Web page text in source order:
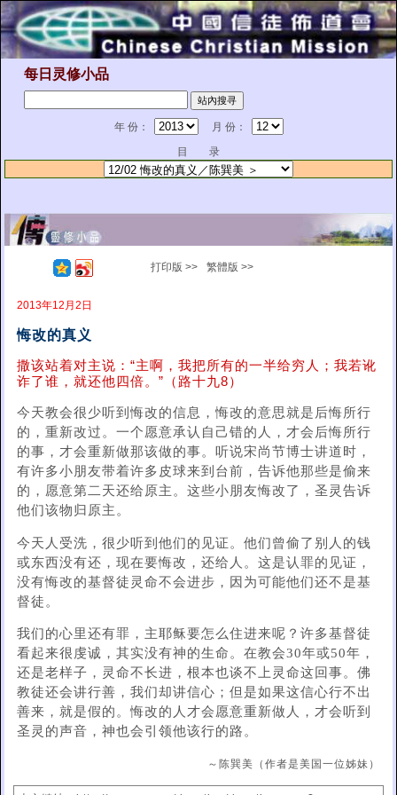
每日灵修小品
年 份：
月 份：
目 录
打印版 >> 繁體版 >>
2013年12月2日
悔改的真义
撒该​​站着对主说：“主啊，我把所有的一半给穷人；我若讹
诈了谁，就还他四倍。”（路十九8）
今天教会很少听到悔改的信息，悔改的意思就是后悔所行
的，重新改过。一个愿意承认自己错的人，才会后悔所行
的事，才会重新做那该做的事。听说宋尚节博士讲道时，
有许多小朋友带着许多皮球来到台前，告诉他那些是偷来
的，愿意第二天还给原主。这些小朋友悔改了，圣灵告诉
他们该物归原主。
今天人受洗，很少听到他们的见证。他们曾偷了别人的钱
或东西没有还，现在要悔改，还给人。这是认罪的见证，
没有悔改的基督徒灵命不会进步，因为可能他们还不是基
督徒。
我们的心里还有罪，主耶稣要怎么住进来呢？许多基督徒
看起来很虔诚，其实没有神的生命。在教会30年或50年，
还是老样子，灵命不长进，根本也谈不上灵命这回事。佛
教徒还会讲行善，我们却讲信心；但是如果这信心行不出
善来，就是假的。悔改的人才会愿意重新做人，才会听到
圣灵的声音，神也会引领他该行的路。
～陈巽美（作者是美国一位姊妹）